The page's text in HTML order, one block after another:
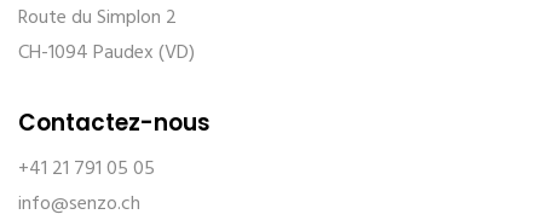
Route du Simplon 2
CH-1094 Paudex (VD)
Contactez-nous
+41 21 791 05 05
info@senzo.ch